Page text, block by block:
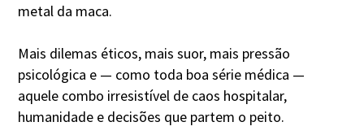
metal da maca.
Mais dilemas éticos, mais suor, mais pressão
psicológica e — como toda boa série médica —
aquele combo irresistível de caos hospitalar,
humanidade e decisões que partem o peito.